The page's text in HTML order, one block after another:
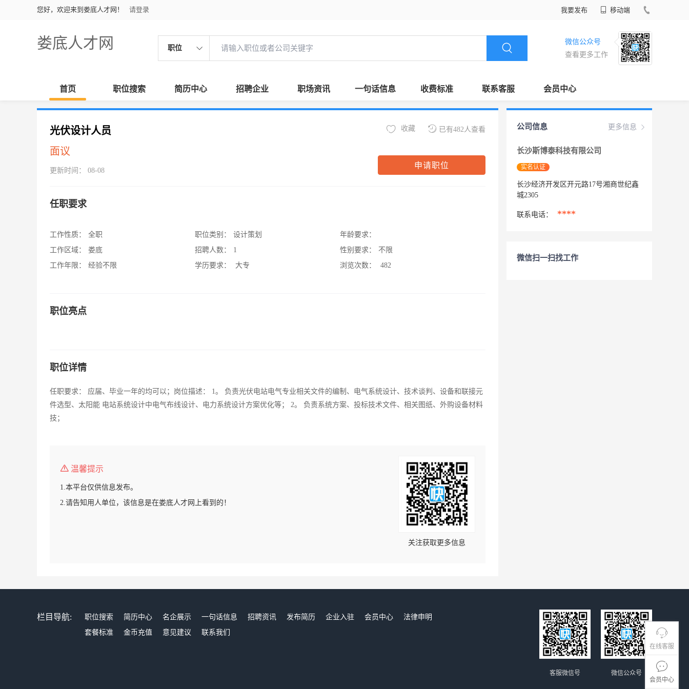
您好，欢迎来到娄底人才网！ 请登录 我要发布 移动端
娄底人才网 职位
微信公众号
查看更多工作
首页 职位搜索 简历中心 招聘企业 职场资讯 一句话信息 收费标准 联系客服 会员中心
在线客服
会员中心
光伏设计人员
面议
更新时间： 08-08
已有482人查看
收藏
申请职位
任职要求
工作性质：
全职
工作区域：
娄底
工作年限：
经验不限
职位类别：
设计策划
招聘人数：
1
学历要求：
大专
年龄要求：
性别要求：
不限
浏览次数：
482
职位亮点
职位详情
任职要求： 应届、毕业一年的均可以；岗位描述： 1。 负责光伏电站电气专业相关文件的编制、电气系统设计、技术谈判、设备和联接元
件选型、太阳能 电站系统设计中电气布线设计、电力系统设计方案优化等； 2。 负责系统方案、投标技术文件、相关图纸、外购设备材料
技；
温馨提示
1.本平台仅供信息发布。
2.请告知用人单位，该信息是在娄底人才网上看到的！
关注获取更多信息
更多信息
公司信息
长沙斯博泰科技有限公司
实名认证
长沙经济开发区开元路17号湘商世纪鑫
城2305
联系电话： ****
微信扫一扫找工作
栏目导航: 职位搜索 简历中心 名企展示 一句话信息 招聘资讯 发布简历 企业入驻 会员中心
法律申明
套餐标准
金币充值 意见建议 联系我们
微信公众号
客服微信号